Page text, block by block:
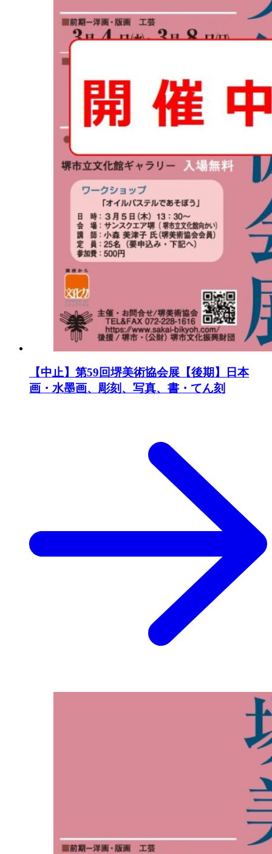
【中止】第59回堺美術協会展【後期】日本
画・水墨画、彫刻、写真、書・てん刻